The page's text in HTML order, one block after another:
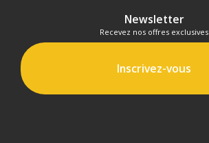
Newsletter
Recevez nos offres exclusives
Inscrivez-vous